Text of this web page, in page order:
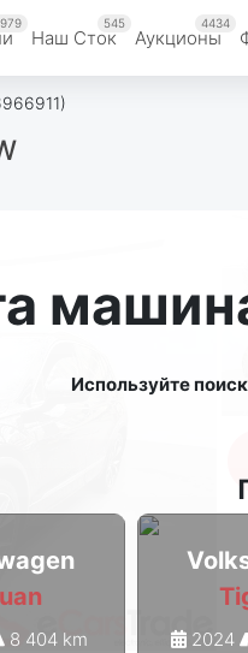
Наш Cток
545
Аукционы
4434
Используйте
8 404 km 2024